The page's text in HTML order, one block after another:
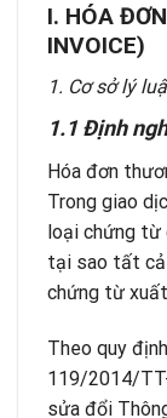
I. HÓA
INVOICE)
1. Cơ sở lý
1.1Định
Hóa đơn
Trong giao
loại chứng từ
tại sao tất cả
chứng từ
Theo quy
119/2014/
sửa đổi